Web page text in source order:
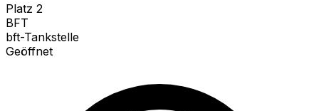
Platz 2
BFT
bft-Tankstelle
Geöffnet